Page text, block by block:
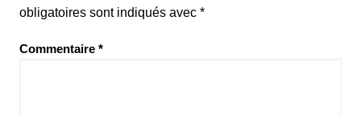
obligatoires sont indiqués avec *
Commentaire *